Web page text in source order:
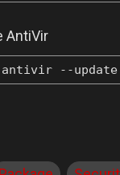
AntiVir
antivir --update